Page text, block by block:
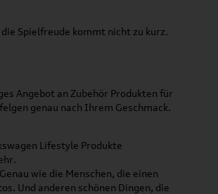
die Spielfreude kommt nicht zu kurz.
Angebot an Zubehör Produkten für
genau nach Ihrem Geschmack.
Lifestyle Produkte
wie die Menschen, die einen
Und anderen schönen Dingen, die